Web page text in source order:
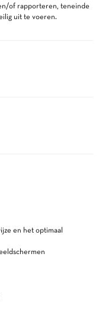
of rapporteren, teneinde
uit te voeren.
en het optimaal